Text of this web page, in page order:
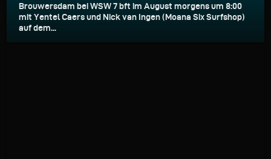
Brouwersdam bei WSW 7 bft im August morgens um 8:00
mit Yentel Caers und Nick van Ingen (Moana Six Surfshop)
auf dem...